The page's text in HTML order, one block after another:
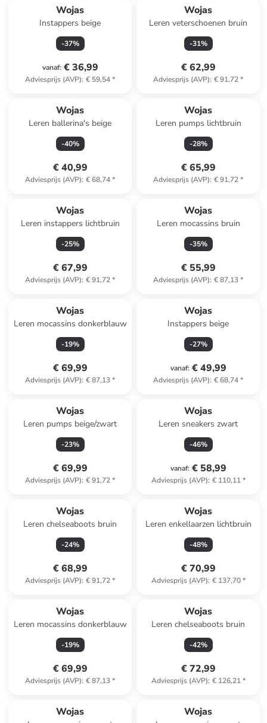
Wojas
Instappers beige
-37%
vanaf: € 36,99
Adviesprijs (AVP): € 59,54*
Wojas
Leren veterschoenen bruin
-31%
€ 62,99
Adviesprijs (AVP): € 91,72*
Wojas
Leren ballerina's beige
-40%
€ 40,99
Adviesprijs (AVP): € 68,74*
Wojas
Leren pumps lichtbruin
-28%
€ 65,99
Adviesprijs (AVP): € 91,72*
Wojas
Leren instappers lichtbruin
-25%
€ 67,99
Adviesprijs (AVP): € 91,72*
Wojas
Leren mocassins bruin
-35%
€ 55,99
Adviesprijs (AVP): € 87,13*
Wojas
Leren mocassins donkerblauw
-19%
€ 69,99
Adviesprijs (AVP): € 87,13*
Wojas
Instappers beige
-27%
vanaf: € 49,99
Adviesprijs (AVP): € 68,74*
Wojas
Leren pumps beige/zwart
-23%
€ 69,99
Adviesprijs (AVP): € 91,72*
Wojas
Leren sneakers zwart
-46%
vanaf: € 58,99
Adviesprijs (AVP): € 110,11*
Wojas
Leren chelseaboots bruin
-24%
€ 68,99
Adviesprijs (AVP): € 91,72*
Wojas
Leren enkellaarzen lichtbruin
-48%
€ 70,99
Adviesprijs (AVP): € 137,70*
Wojas
Leren mocassins donkerblauw
-19%
€ 69,99
Adviesprijs (AVP): € 87,13*
Wojas
Leren chelseaboots bruin
-42%
€ 72,99
Adviesprijs (AVP): € 126,21*
Wojas Wojas